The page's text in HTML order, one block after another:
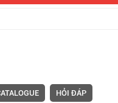
HỎI ĐÁP